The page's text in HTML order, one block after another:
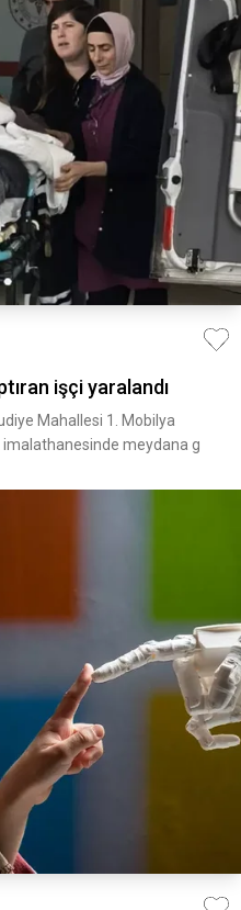
işçi yaralandı
Mahallesi 1. Mobilya
meydana g